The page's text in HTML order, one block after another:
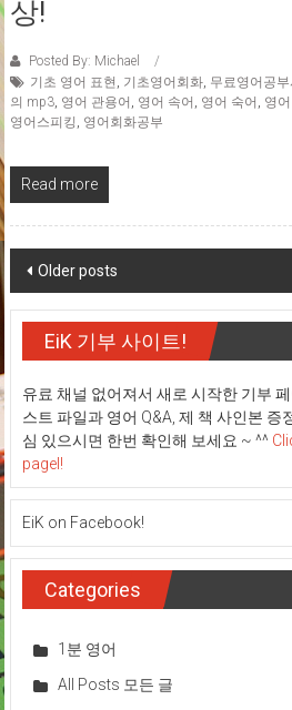
상!
Posted By: Michael
기초 영어 표현 , 기초영어회화, 무료영어공
의 mp3, 영어 관용어 , 영어 속어 , 영어 숙어 , 영
영어스피킹 , 영어회화공부
Read more
Posts
navigation
Older posts
EiK 기부 사이트!
유료 채널 없어져서 새로 시작한 기부
스트 파일과 영어 Q&A, 제 책 사인본 증
심 있으시면 한번 확인해 보세요 ~ ^^
pagel!
EiK on Facebook!
Categories
1분 영어
All Posts 모든 글